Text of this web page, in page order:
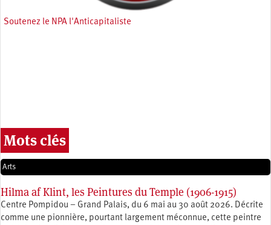
Soutenez le NPA l'Anticapitaliste
Mots clés
Arts
Hilma af Klint, les Peintures du Temple (1906-1915)
Centre Pompidou – Grand Palais, du 6 mai au 30 août 2026. Décrite
comme une pionnière, pourtant largement méconnue, cette peintre